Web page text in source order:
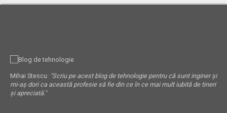
Mihai Stescu: "Scriu pe acest blog de tehnologie pentru că sunt inginer și
mi-aș dori ca această profesie să fie din ce în ce mai mult iubită de tineri
și apreciată."